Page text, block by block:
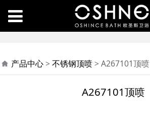
A267101顶喷
产品中心> 不锈钢顶喷> A267101顶喷
A267101顶喷